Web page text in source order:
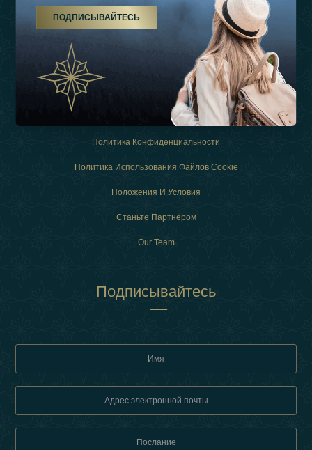
Виды Отдыха
Связаться
Политика Конфиденциальности
Политика Использования Файлов Cookie
Положения И Условия
Станьте Партнером
Our Team
Подписывайтесь
ПОДПИСЫВАЙТЕСЬ